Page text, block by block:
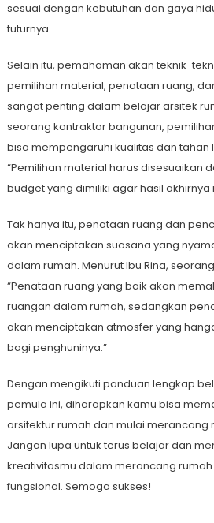
sesuai dengan kebutuhan dan gaya
tuturnya.
Selain itu, pemahaman akan teknik-
pemilihan material, penataan ruang,
sangat penting dalam belajar arsitek
seorang kontraktor bangunan,
bisa mempengaruhi kualitas dan tahan
“Pemilihan material harus disesuaikan
budget yang dimiliki agar hasil akhirnya
Tak hanya itu, penataan ruang dan
akan menciptakan suasana yang
dalam rumah. Menurut Ibu Rina,
“Penataan ruang yang baik akan
ruangan dalam rumah, sedangkan
akan menciptakan atmosfer yang
bagi penghuninya.”
Dengan mengikuti panduan lengkap
pemula ini, diharapkan kamu bisa
arsitektur rumah dan mulai merancang
Jangan lupa untuk terus belajar dan
kreativitasmu dalam merancang
fungsional. Semoga sukses!